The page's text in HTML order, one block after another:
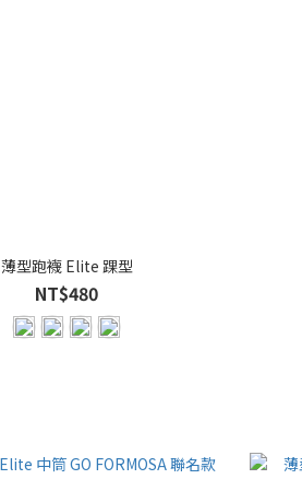
薄型跑襪 Elite 踝型
NT$480